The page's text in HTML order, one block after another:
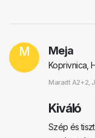
M Meja
Koprivnica,
Maradt A2+2,
Kiváló
Szép és